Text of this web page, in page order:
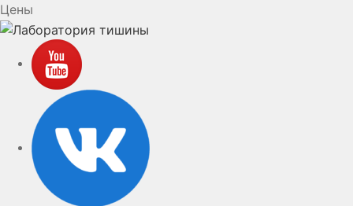
Цены